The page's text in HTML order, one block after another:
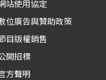
站使用協定
位廣告與贊助政策
目版權銷售
開招標
方聲明